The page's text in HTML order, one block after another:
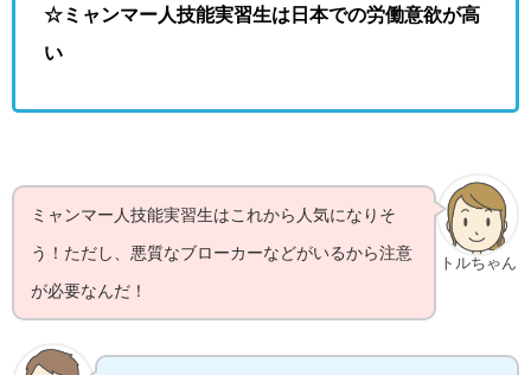
☆ミャンマー人技能実習生は日本での労働意欲が高
い
トルちゃん
ミャンマー人技能実習生はこれから人気になりそ
う！ただし、悪質なブローカーなどがいるから注意
が必要なんだ！